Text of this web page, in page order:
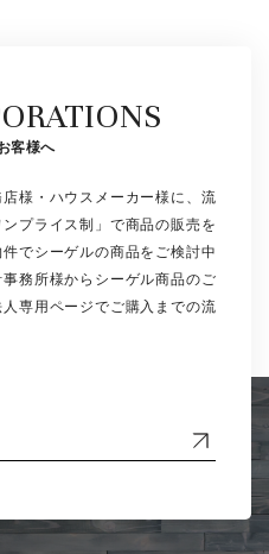
客様へ
様・ハウスメーカー様に、流
プライス制」で商品の販売を
でシーゲルの商品をご検討中
務所様からシーゲル商品のご
専用ページでご購入までの流